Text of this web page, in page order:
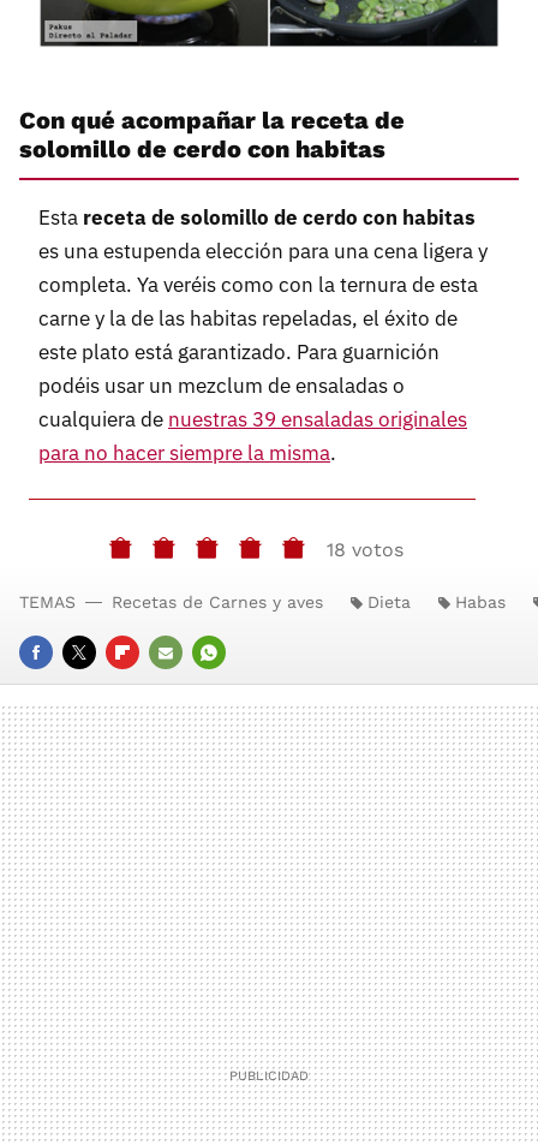
Con qué acompañar la receta de
solomillo de cerdo con habitas
Esta receta de solomillo de cerdo con habitas
es una estupenda elección para una cena ligera y
completa. Ya veréis como con la ternura de esta
carne y la de las habitas repeladas, el éxito de
este plato está garantizado. Para guarnición
podéis usar un mezclum de ensaladas o
cualquiera de nuestras 39 ensaladas originales
para no hacer siempre la misma.
18 votos
FACEBOOK
TWITTERFLIPBOARD
E-
MAIL
WHATSAPP
TEMAS Recetas de Carnes y aves Dieta Habas